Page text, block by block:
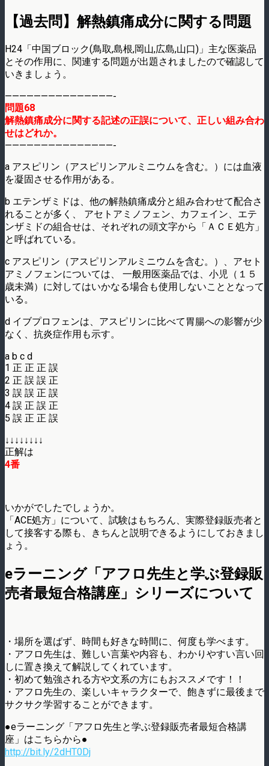
【過去問】解熱鎮痛成分に関する問題
H24「中国ブロック(鳥取,島根,岡山,広島,山口)」主な医薬品
とその作用に、関連する問題が出題されましたので確認して
いきましょう。
———————————————-
問題68
解熱鎮痛成分に関する記述の正誤について、正しい組み合わ
せはどれか。
———————————————-
a アスピリン（アスピリンアルミニウムを含む。）には血液
を凝固させる作用がある。
b エテンザミドは、他の解熱鎮痛成分と組み合わせて配合さ
れることが多く、 アセトアミノフェン、カフェイン、エテ
ンザミドの組合せは、それぞれの頭文字から「ＡＣＥ処方」
と呼ばれている。
c アスピリン（アスピリンアルミニウムを含む。）、アセト
アミノフェンについては、 一般用医薬品では、小児（１５
歳未満）に対してはいかなる場合も使用しないこととなって
いる。
d イブプロフェンは、アスピリンに比べて胃腸への影響が少
なく、抗炎症作用も示す。
a b c d
1 正 正 正 誤
2 正 誤 誤 正
3 誤 誤 正 誤
4 誤 正 誤 正
5 誤 正 正 誤
↓↓↓↓↓↓↓↓
正解は
4番
いかがでしたでしょうか。
「ACE処方」について、試験はもちろん、実際登録販売者と
して接客する際も、きちんと説明できるようにしておきまし
ょう。
eラーニング「アフロ先生と学ぶ登録販
売者最短合格講座」シリーズについて
・場所を選ばず、時間も好きな時間に、何度も学べます。
・アフロ先生は、難しい言葉や内容も、わかりやすい言い回
しに置き換えて解説してくれています。
・初めて勉強される方や文系の方にもおススメです！！
・アフロ先生の、楽しいキャラクターで、飽きずに最後まで
サクサク学習することができます。
●eラーニング「アフロ先生と学ぶ登録販売者最短合格講
座」はこちらから●
http://bit.ly/2dHT0Dj